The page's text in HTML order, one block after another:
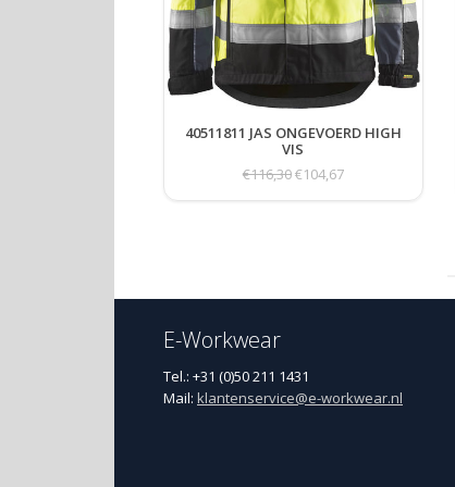
40511811 JAS ONGEVOERD HIGH
VIS
€116,30€104,67
E-Workwear
Tel.: +31 (0)50 211 1431
Mail: klantenservice@e-workwear.nl